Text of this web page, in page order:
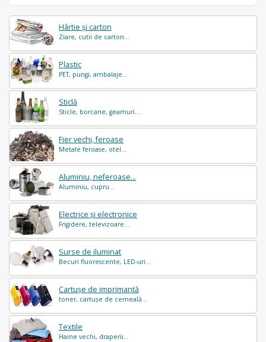
Hârtie și carton
Ziare, cutii de carton...
Plastic
PET, pungi, ambalaje...
Sticlă
Sticle, borcane, geamuri...
Fier vechi, feroase
Metale feroase, otel...
Aluminiu, neferoase...
Aluminiu, cupru...
Electrice și electronice
Frigidere, televizoare...
Surse de iluminat
Becuri fluorescente, LED-uri...
Cartușe de imprimantă
toner, cartușe de cerneală...
Textile
Haine vechi, draperii...